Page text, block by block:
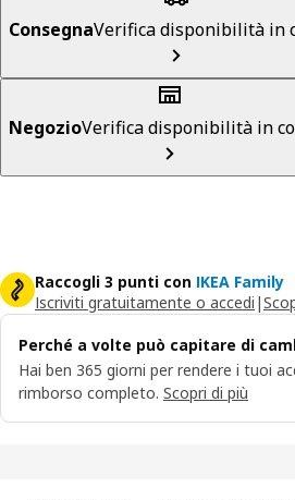
ConsegnaVerifica disponibilità in
NegozioVerifica disponibilità in
Raccogli 3 punti con IKEA Family
Iscriviti gratuitamente o accedi |
Perché a volte può capitare di
Hai ben 365 giorni per rendere i tuoi
rimborso completo. Scopri di più